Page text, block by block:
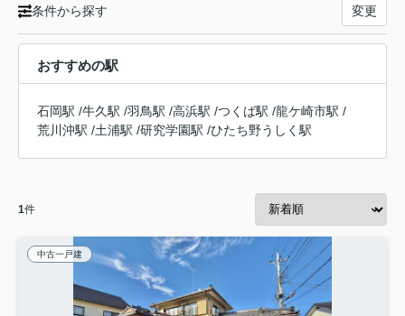
条件から探す 変更
おすすめの駅
石岡駅 /牛久駅 /羽鳥駅 /高浜駅 /つくば駅 /龍ケ崎市駅 /
荒川沖駅 /土浦駅 /研究学園駅 /ひたち野うしく駅
1件
中古一戸建